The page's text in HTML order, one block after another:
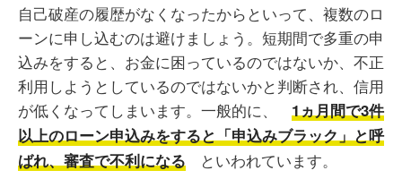
自己破産の履歴がなくなったからといって、複数のロ
ーンに申し込むのは避けましょう。短期間で多重の申
込みをすると、お金に困っているのではないか、不正
利用しようとしているのではないかと判断され、信用
が低くなってしまいます。一般的に、
1ヵ月間で3件
以上のローン申込みをすると「申込みブラック」と呼
ばれ、審査で不利になる
といわれています。